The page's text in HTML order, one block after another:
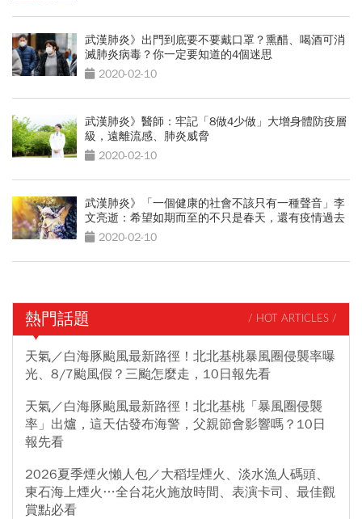
武漢肺炎》出門到底要不要戴口罩？熏醋、喝酒可消
滅肺炎病毒？你一定要知道的4個迷思
2020-02-10
武漢肺炎》醫師：牢記「8做4少做」大增身體防疫層
級，遠離流感、肺炎威脅
2020-02-10
武漢肺炎》「一個健康的社會不該只有一種聲音」李
文亮逝：希望如期而至的不只是春天，還有疫情過去
的你2020-02-10
熱門話題 / HOT ARTICLES /
天氣／白海豚颱風最新路徑！北北基桃暴風圈侵襲率曝
光、8/7颱風假？三颱怎麼走，10日報先看
天氣／白海豚颱風最新路徑！北北基桃「暴風圈侵襲
率」出爐，這天估發布海警，父親節會影響嗎？10日
報先看
2026夏季煙火懶人包／大稻埕煙火、淡水漁人碼頭、
東石海上煙火…全台花火施放時間、表演卡司、最佳觀
賞點必看